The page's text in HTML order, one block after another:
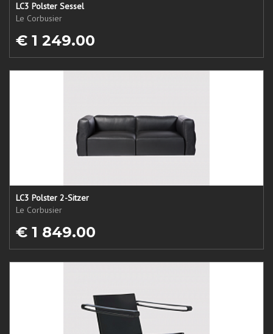
LC3 Polster Sessel
Le Corbusier
€ 1 249.00
LC3 Polster 2-Sitzer
Le Corbusier
€ 1 849.00